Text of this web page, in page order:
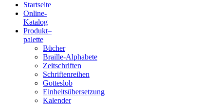
Blindenschrift-
Verlag
Druckerei
Startseite
Online-
Katalog
Produkt–
palette
Bücher
Braille-Alphabete
Zeitschriften
Schriftenreihen
Gotteslob
Einheitsübersetzung
Kalender